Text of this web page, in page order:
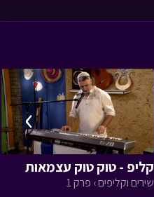
קליפ - טוק טוק עצמאות
שירים וקליפים › פרק 1
›